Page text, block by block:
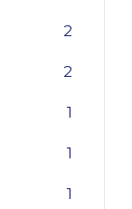
2
2
1
1
1